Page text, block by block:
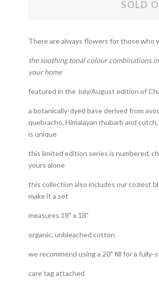
SOLD
There are always flowers for those who
the soothing tonal colour combinations
your home
featured in the July/August edition of
a botanically-dyed base derived from
quebracho, Himalayan rhubarb and
is unique
this limited edition series is numbered,
yours alone
this collection also includes our coziest
make it a set
measures 18" x 18"
organic, unbleached cotton
we recommend using a 20" fill for a
care tag attached